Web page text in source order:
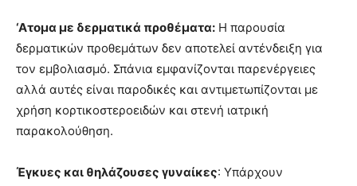
‘Ατομα με δερματικά προθέματα: Η παρουσία
δερματικών προθεμάτων δεν αποτελεί αντένδειξη για
τον εμβολιασμό. Σπάνια εμφανίζονται παρενέργειες
αλλά αυτές είναι παροδικές και αντιμετωπίζονται με
χρήση κορτικοστεροειδών και στενή ιατρική
παρακολούθηση.
Έγκυες και θηλάζουσες γυναίκες: Υπάρχουν